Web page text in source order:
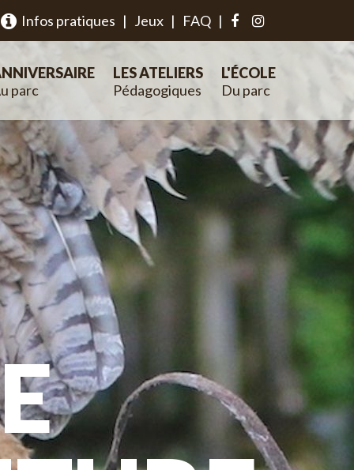
Infos pratiques | Jeux | FAQ |
parc
LES ATELIERS
Pédagogiques
L'ÉCOLE
Du parc